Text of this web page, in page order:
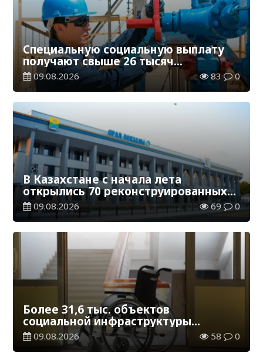
Специальную социальную выплату
получают свыше 26 тысяч
работников, занятых во вредных
условиях труда
09.08.2026 83 0
В Казахстане с начала лета
открылись 70 реконструированных
железнодорожных вокзалов
09.08.2026 69 0
Более 31,6 тыс. объектов
социальной инфраструктуры
адаптированы для лиц с
инвалидностью
09.08.2026 58 0